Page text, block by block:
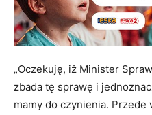
„Oczekuję, iż Minister
zbada tę sprawę i
mamy do czynienia. Przede